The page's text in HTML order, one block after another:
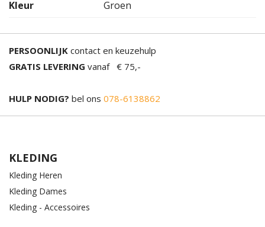
Kleur Groen
PERSOONLIJK contact en keuzehulp
GRATIS LEVERING vanaf € 75,-
HULP NODIG? bel ons 078-6138862
KLEDING
Kleding Heren
Kleding Dames
Kleding - Accessoires